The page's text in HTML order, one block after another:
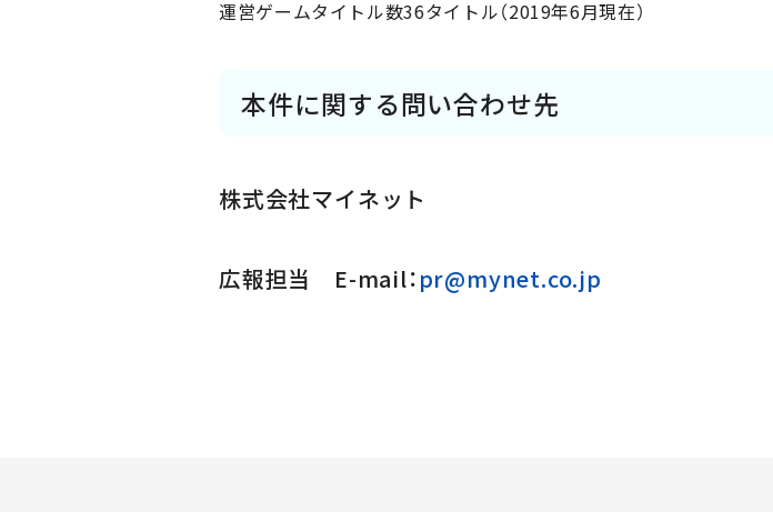
運営ゲームタイトル数36タイトル（2019年6月現在）
本件に関する問い合わせ先
株式会社マイネット
広報担当 E-mail：pr@mynet.co.jp